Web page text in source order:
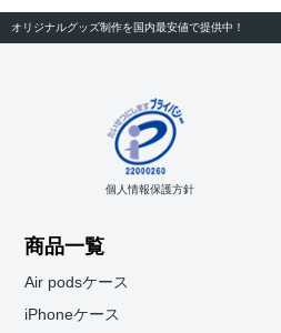
オリジナルグッズ制作を国内最安値で提供中！
個人情報保護方針
商品一覧
Air podsケース
iPhoneケース